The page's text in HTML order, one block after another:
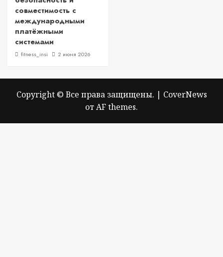
совместимость с
международными
платёжными
системами
fitness_insi 2 июня 2026
Copyright © Все права защищены. | CoverNews
от AF themes.